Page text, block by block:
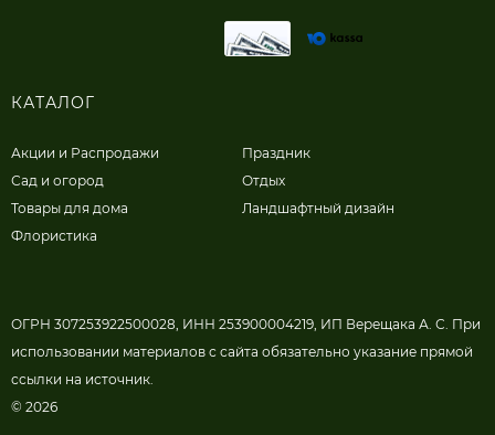
КАТАЛОГ
Акции и Распродажи
Сад и огород
Товары для дома
Флористика
Праздник
Отдых
Ландшафтный дизайн
ОГРН 307253922500028, ИНН 253900004219, ИП Верещака А. С. При
использовании материалов с сайта обязательно указание прямой
ссылки на источник.
© 2026